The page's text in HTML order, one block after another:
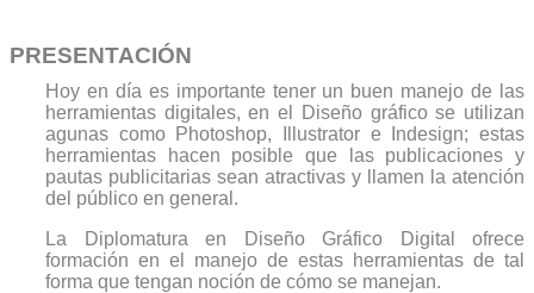
PRESENTACIÓN
Hoy en día es importante tener un buen manejo de las
herramientas digitales, en el Diseño gráfico se utilizan
agunas como Photoshop, Illustrator e Indesign; estas
herramientas hacen posible que las publicaciones y
pautas publicitarias sean atractivas y llamen la atención
del público en general.
La Diplomatura en Diseño Gráfico Digital ofrece
formación en el manejo de estas herramientas de tal
forma que tengan noción de cómo se manejan.